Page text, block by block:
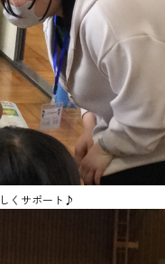
くサポート♪